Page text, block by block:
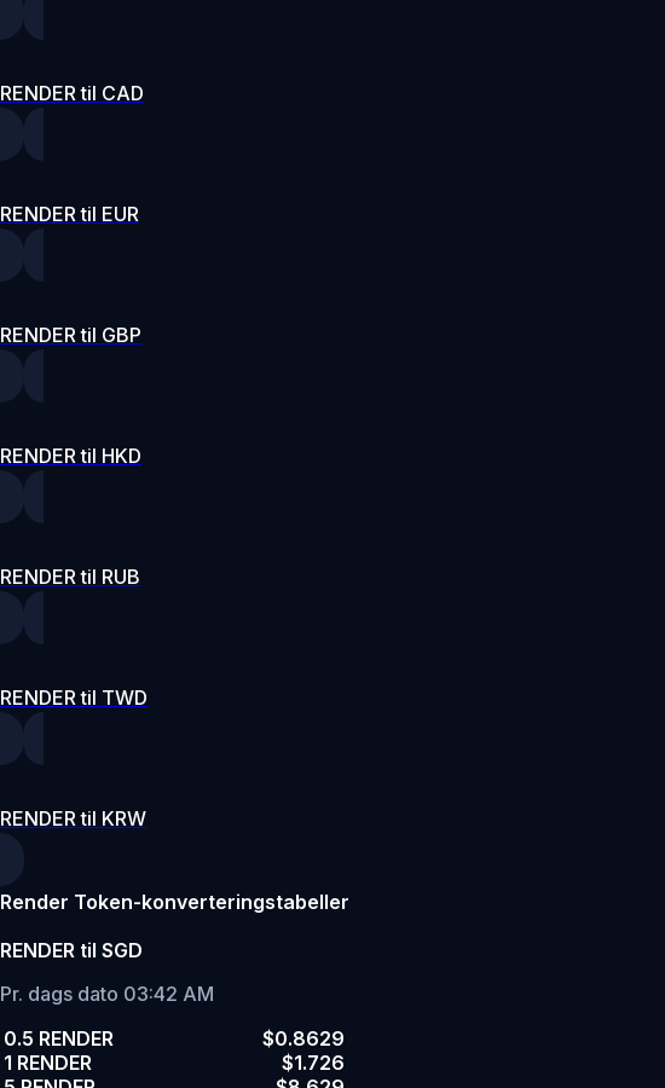
RENDER til CAD
RENDER til EUR
RENDER til GBP
RENDER til HKD
RENDER til RUB
RENDER til TWD
RENDER til KRW
Render Token-konverteringstabeller
RENDER til SGD
Pr. dags dato 03:42 AM
0.5 RENDER
$0.8629
1 RENDER
$1.726